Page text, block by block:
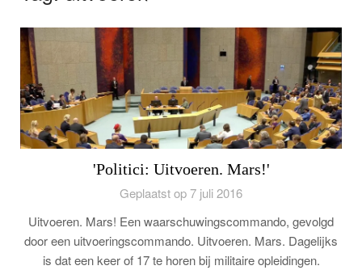
'Politici: Uitvoeren. Mars!'
Geplaatst op 7 juli 2016
Uitvoeren. Mars! Een waarschuwingscommando, gevolgd
door een uitvoeringscommando. Uitvoeren. Mars. Dagelijks
is dat een keer of 17 te horen bij militaire opleidingen.